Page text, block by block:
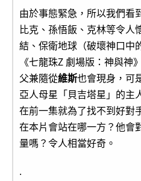
由於事態緊急，所以我們看
比克、孫悟飯、克林等令人
結、保衛地球（破壞神口中
《七龍珠Z 劇場版：神與神
父兼隨從維斯也會現身，可
亞人母星「貝吉塔星」的主
在前一集就為了找不到好對
在本片會站在哪一方？他會
量嗎？令人相當好奇。
.